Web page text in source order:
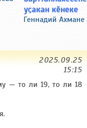
уҫакан кӗнеке
Геннадий Ахмане
2025.09.25
15:15
— то ли 19, то ли 18